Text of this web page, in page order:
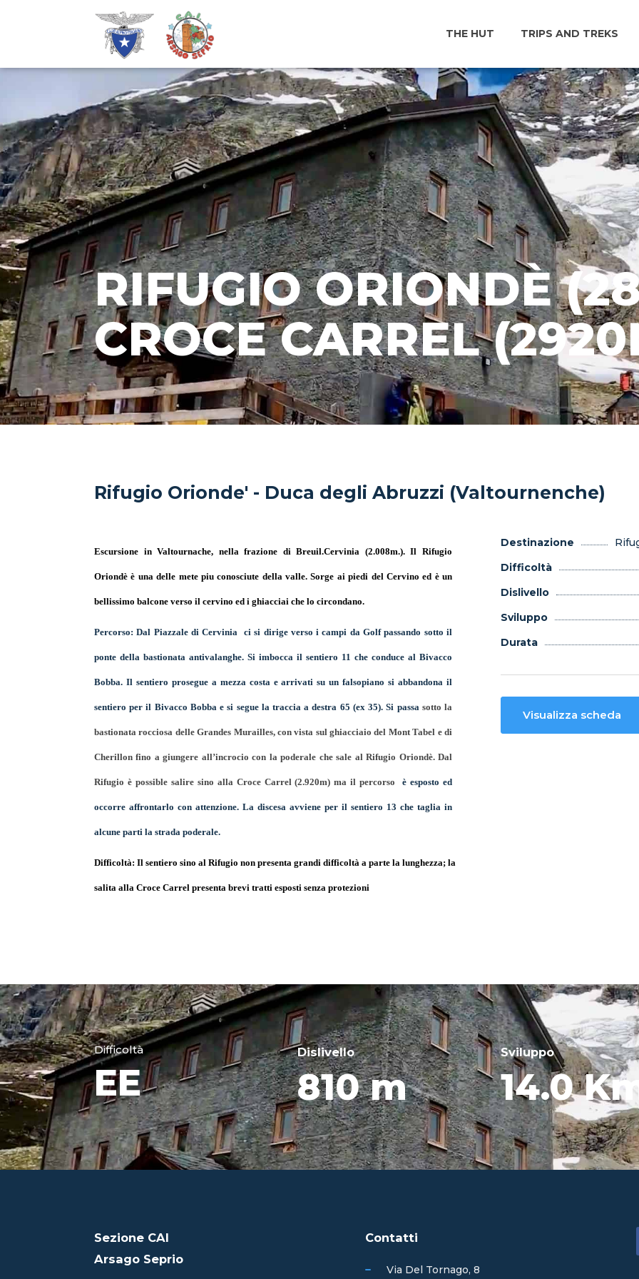
THE HUT TRIPS AND TREKS
RIFUGIO ORIONDÈ
CROCE CARREL
Rifugio Orionde' - Duca degli Abruzzi (Valtournenche)
Escursione in Valtournache, nella frazione di Breuil.Cervinia (2.008m.). Il Rifugio
Oriondè è una delle mete piu conosciute della valle. Sorge ai piedi del Cervino ed è un
bellissimo balcone verso il cervino ed i ghiacciai che lo circondano.
Percorso: Dal Piazzale di Cervinia ci si dirige verso i campi da Golf passando sotto il
ponte della bastionata antivalanghe. Si imbocca il sentiero 11 che conduce al Bivacco
Bobba. Il sentiero prosegue a mezza costa e arrivati su un falsopiano si abbandona il
sentiero per il Bivacco Bobba e si segue la traccia a destra 65 (ex 35). Si passa sotto la
bastionata rocciosa delle Grandes Murailles, con vista sul ghiacciaio del Mont Tabel e di
Cherillon fino a giungere all’incrocio con la poderale che sale al Rifugio Oriondè. Dal
Rifugio è possible salire sino alla Croce Carrel (2.920m) ma il percorso è esposto ed
occorre affrontarlo con attenzione. La discesa avviene per il sentiero 13 che taglia in
alcune parti la strada poderale.
Difficoltà: Il sentiero sino al Rifugio non presenta grandi difficoltà a parte la lunghezza; la
salita alla Croce Carrel presenta brevi tratti esposti senza protezioni
Destinazione
Difficoltà
Dislivello
Sviluppo
Durata
Visualizza scheda
Difficoltà
EE
Dislivello
810 m
Sviluppo
14.0
Sezione CAI
Arsago Seprio
Contatti
Via Del Tornago, 8